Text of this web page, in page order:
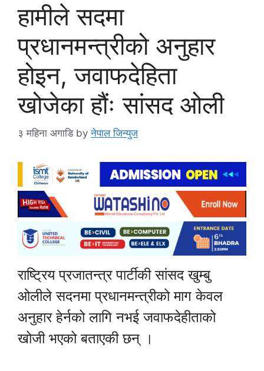
हामीले सदमा
प्रधानमन्त्रीको अनुहार
होइन, जवाफदेहिता
खोजेका हौंः सांसद ओली
३ महिना अगाडि byनेपाल जिन्युज
राष्ट्रिय प्रजातन्त्र पार्टीकी सांसद खुम्बु
ओलीले सदनमा प्रधानमन्त्रीको माग केवल
अनुहार हेर्नको लागि नभई जवाफदेहीताको
खोजी भएको बताएकी छन् ।